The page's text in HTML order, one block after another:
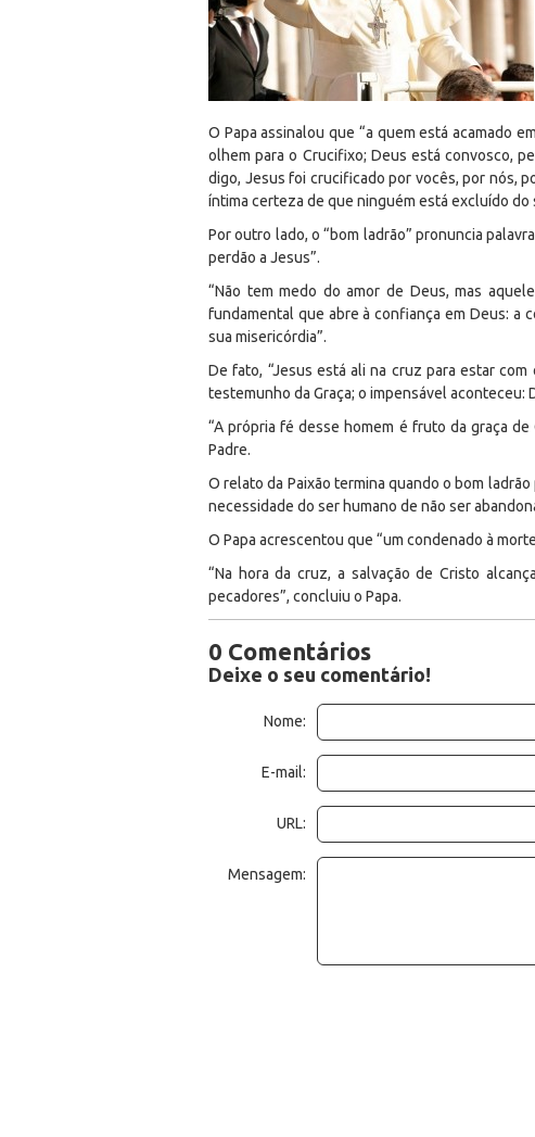
O Papa assinalou que “a quem está acamado
olhem para o Crucifixo; Deus está convosco,
digo, Jesus foi crucificado por vocês, por nós,
íntima certeza de que ninguém está excluído do
Por outro lado, o “bom ladrão” pronuncia
perdão a Jesus”.
“Não tem medo do amor de Deus, mas
fundamental que abre à confiança em Deus: a
sua misericórdia”.
De fato, “Jesus está ali na cruz para estar
testemunho da Graça; o impensável aconteceu:
“A própria fé desse homem é fruto da graça
Padre.
O relato da Paixão termina quando o bom
necessidade do ser humano de não ser
O Papa acrescentou que “um condenado à
“Na hora da cruz, a salvação de Cristo
pecadores”, concluiu o Papa.
0 Comentários
Deixe o seu comentário!
Nome:
E-mail:
URL:
Mensagem: